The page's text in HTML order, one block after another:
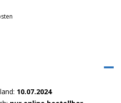
10.07.2024